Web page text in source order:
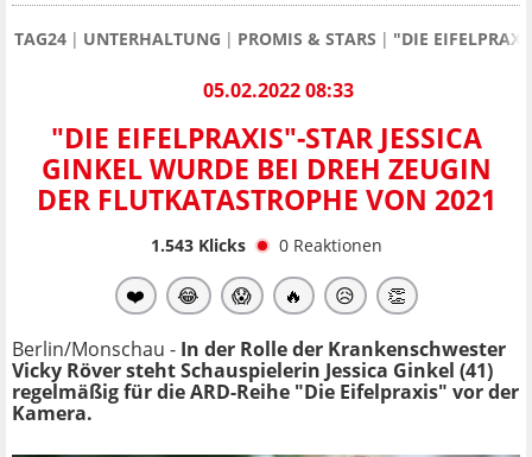
TAG24 UNTERHALTUNG PROMIS & STARS "DIE
05.02.2022 08:33
"DIE EIFELPRAXIS"-STAR JESSICA
GINKEL WURDE BEI DREH ZEUGIN
DER FLUTKATASTROPHE VON 2021
1.543Klicks 0 Reaktionen
❤️ 😂 😱 🔥 😥 👏
Berlin/Monschau - In der Rolle der Krankenschwester
Vicky Röver steht Schauspielerin Jessica Ginkel (41)
regelmäßig für die ARD-Reihe "Die Eifelpraxis" vor der
Kamera.